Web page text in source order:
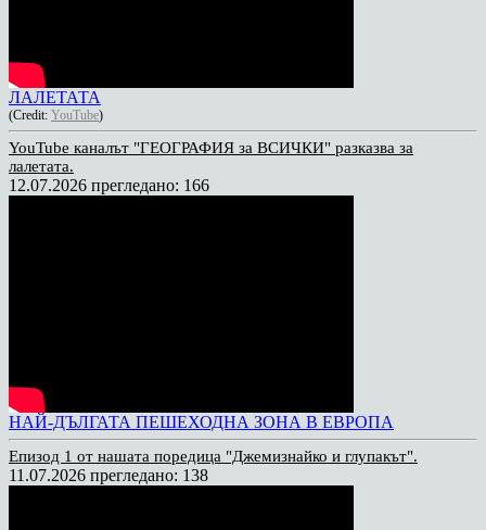
ЛАЛЕТАТА
(Credit: YouTube)
YouTube каналът "ГЕОГРАФИЯ за ВСИЧКИ" разказва за
лалетата.
12.07.2026 прегледано: 166
НАЙ-ДЪЛГАТА ПЕШЕХОДНА ЗОНА В ЕВРОПА
Епизод 1 от нашата поредица "Джемизнайко и глупакът".
11.07.2026 прегледано: 138